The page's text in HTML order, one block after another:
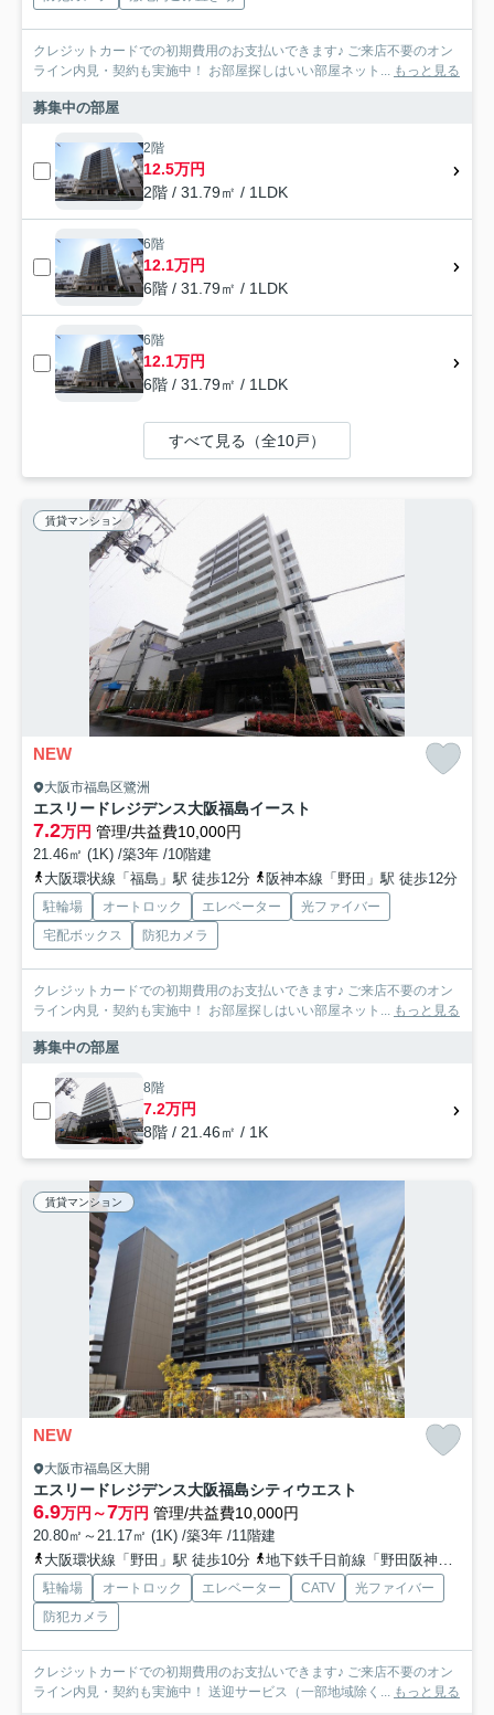
クレジットカードでの初期費用のお支払いできます♪ ご来店不要のオン
ライン内見・契約も実施中！ お部屋探しはいい部屋ネット... もっと見る
募集中の部屋
2階
12.5万円
2階 / 31.79㎡ / 1LDK
6階
12.1万円
6階 / 31.79㎡ / 1LDK
6階
12.1万円
6階 / 31.79㎡ / 1LDK
すべて見る（全10戸）
賃貸マンション
NEW
大阪市福島区鷺洲
エスリードレジデンス大阪福島イースト
7.2万円 管理/共益費10,000円
21.46㎡ (1K) /築3年 /10階建
大阪環状線「福島」駅 徒歩12分
阪神本線「野田」駅 徒歩12分
駐輪場 オートロック エレベーター
光ファイバー
宅配ボックス
防犯カメラ
クレジットカードでの初期費用のお支払いできます♪ ご来店不要のオン
ライン内見・契約も実施中！ お部屋探しはいい部屋ネット... もっと見る
募集中の部屋
8階
7.2万円
8階 / 21.46㎡ / 1K
賃貸マンション
NEW
大阪市福島区大開
エスリードレジデンス大阪福島シティウエスト
6.9万円～7万円 管理/共益費10,000円
20.80㎡～21.17㎡ (1K) /築3年 /11階建
大阪環状線「野田」駅 徒歩10分
地下鉄千日前線「野田阪神」駅 徒歩11分
駐輪場 オートロック エレベーター CATV
光ファイバー
防犯カメラ
クレジットカードでの初期費用のお支払いできます♪ ご来店不要のオン
ライン内見・契約も実施中！ 送迎サービス（一部地域除く... もっと見る